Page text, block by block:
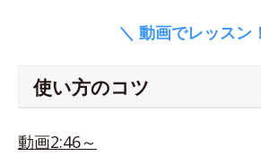
＼ 動画でレッスン
使い方のコツ
動画2:46～